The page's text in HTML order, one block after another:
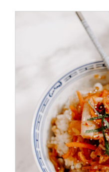
ADD TO